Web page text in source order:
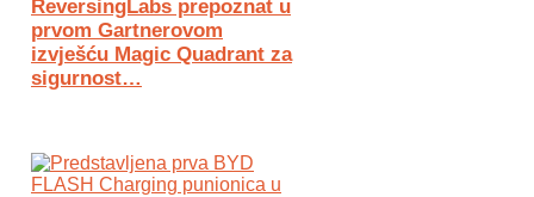
ReversingLabs prepoznat u
prvom Gartnerovom
izvješću Magic Quadrant za
sigurnost…